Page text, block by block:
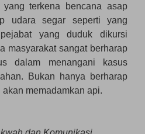
terkena bencana asap
udara segar seperti yang
yang duduk dikursi
masyarakat sangat berharap
dalam menangani kasus
Bukan hanya berharap
memadamkan api.